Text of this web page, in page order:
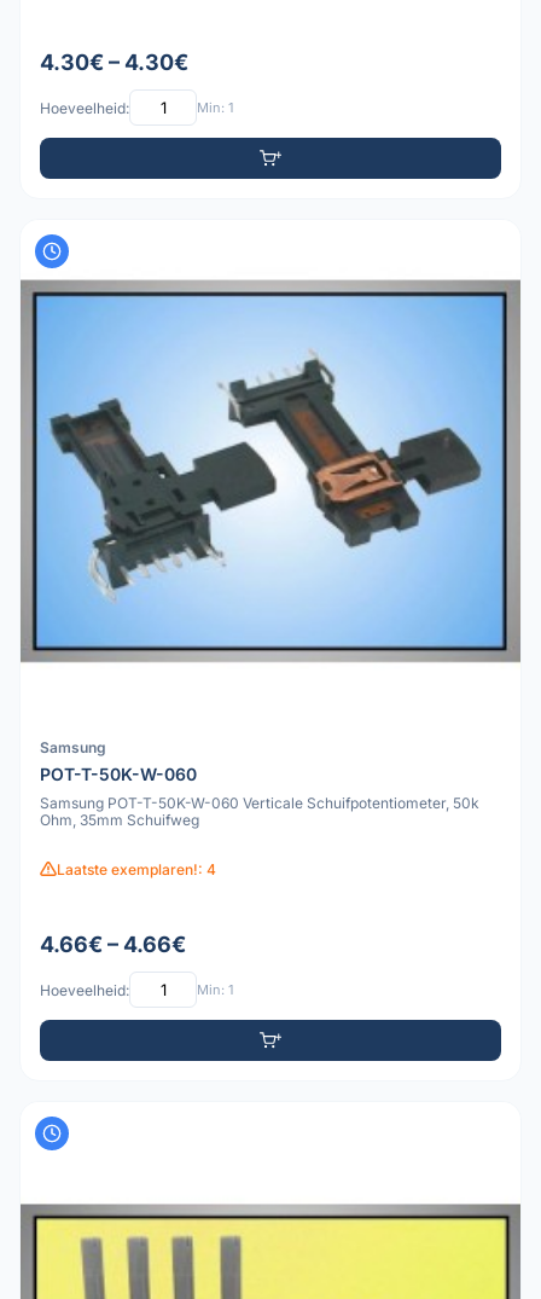
4.30€ – 4.30€
Hoeveelheid: Min: 1
Samsung
POT-T-50K-W-060
Samsung POT-T-50K-W-060 Verticale Schuifpotentiometer, 50k
Ohm, 35mm Schuifweg
Laatste exemplaren!: 4
4.66€ – 4.66€
Hoeveelheid: Min: 1